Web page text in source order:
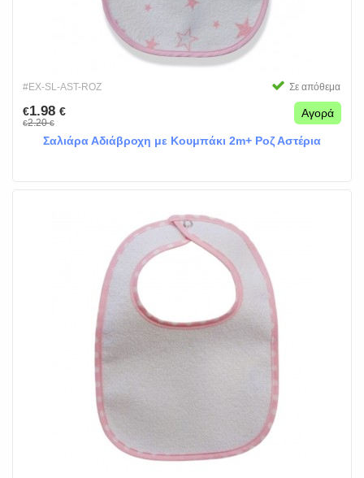
#EX-SL-AST-ROZ Σε απόθεμα
€1.98 €
€2.20€
Αγορά
Σαλιάρα Αδιάβροχη με Κουμπάκι 2m+ Ροζ Αστέρια